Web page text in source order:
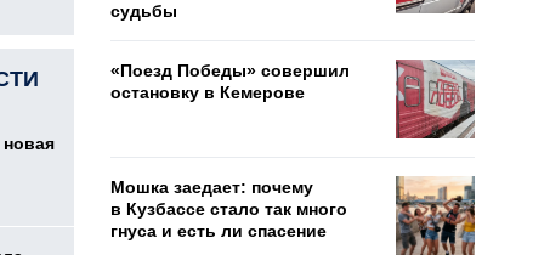
судьбы
«Поезд Победы» совершил
остановку в Кемерове
Мошка заедает: почему
в Кузбассе стало так много
гнуса и есть ли спасение